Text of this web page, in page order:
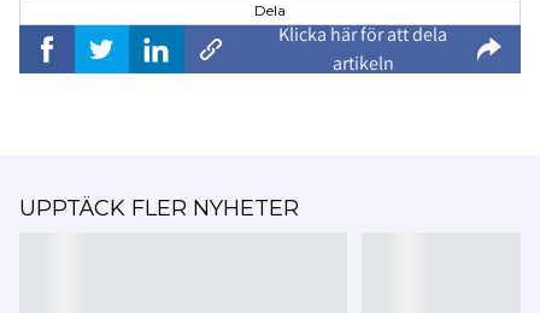
Dela
Klicka här för att dela
artikeln
UPPTÄCK FLER NYHETER